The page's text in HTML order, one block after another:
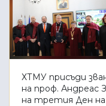
ХТМУ присъди
на проф. Андреас
на третия Ден